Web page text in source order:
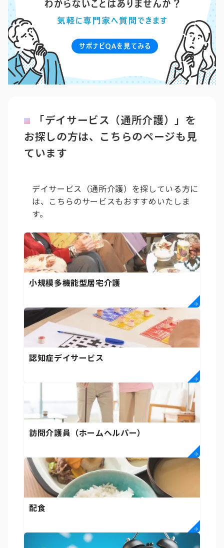
「デイサービス（通所介護）」を
お探しの方は、こちらのページも見
ています
デイサービス（通所介護）を探している方に
は、こちらのサービスもおすすめいたしま
す。
小規模多機能型居宅介護
認知症デイサービス
訪問介護員（ホームヘルパー）
配食